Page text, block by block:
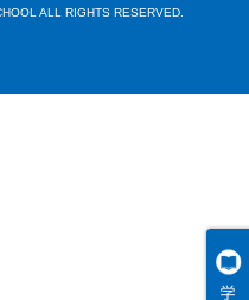
ALL RIGHTS RESERVED.